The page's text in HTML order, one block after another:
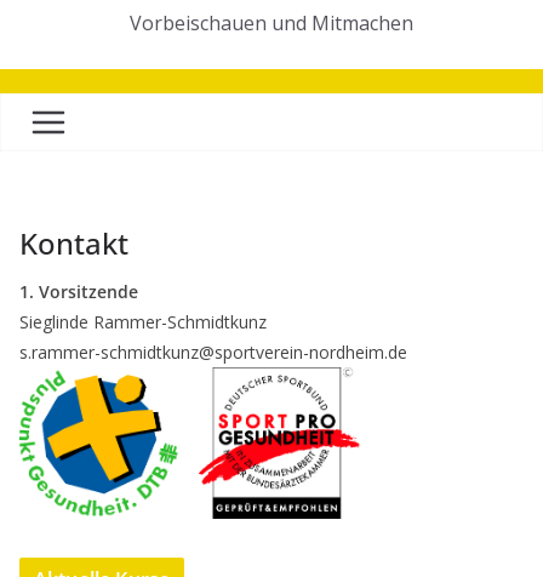
Vorbeischauen und Mitmachen
Kontakt
1. Vorsitzende
Sieglinde Rammer-Schmidtkunz
s.rammer-schmidtkunz@sportverein-nordheim.de